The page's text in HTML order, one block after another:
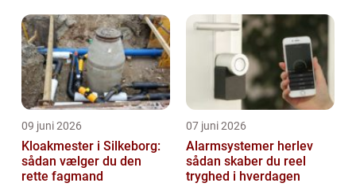
09 juni 2026
Kloakmester i Silkeborg:
sådan vælger du den
rette fagmand
07 juni 2026
Alarmsystemer herlev
sådan skaber du reel
tryghed i hverdagen